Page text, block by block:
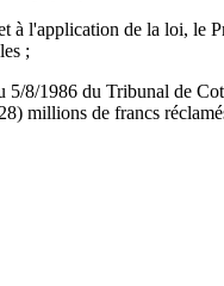
à l'application de la loi, le
;
8/1986 du Tribunal de
millions de francs